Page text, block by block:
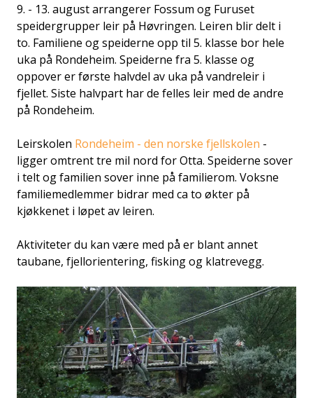
9. - 13. august arrangerer Fossum og Furuset
speidergrupper leir på Høvringen. Leiren blir delt i
to. Familiene og speiderne opp til 5. klasse bor hele
uka på Rondeheim. Speiderne fra 5. klasse og
oppover er første halvdel av uka på vandreleir i
fjellet. Siste halvpart har de felles leir med de andre
på Rondeheim.
Leirskolen Rondeheim - den norske fjellskolen -
ligger omtrent tre mil nord for Otta. Speiderne sover
i telt og familien sover inne på familierom. Voksne
familiemedlemmer bidrar med ca to økter på
kjøkkenet i løpet av leiren.
Aktiviteter du kan være med på er blant annet
taubane, fjellorientering, fisking og klatrevegg.